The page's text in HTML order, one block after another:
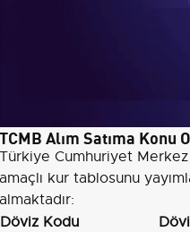
TCMB Alım Satıma Konu
Türkiye Cumhuriyet Merkez
amaçlı kur tablosunu
almaktadır:
Döviz Kodu